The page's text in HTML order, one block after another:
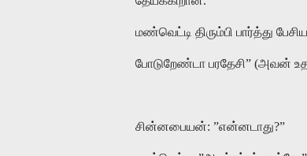
மண்வெட்டி திரும்பி பார்த்து
போடுறேண்டா பரதேசி” (அவன்
சின்னபையன்: ”என்னடாது?”